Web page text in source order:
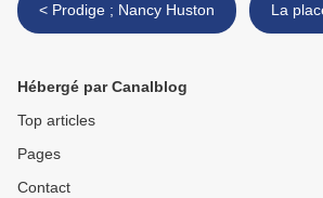
< Prodige ; Nancy Huston
Hébergé par Canalblog
Top articles
Pages
Contact